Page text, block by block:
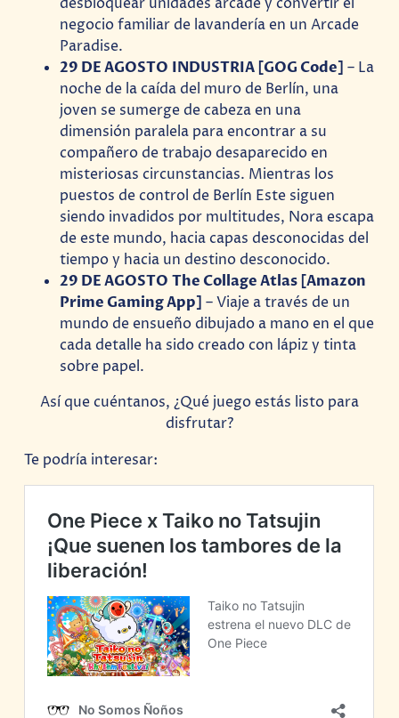
negocio familiar de lavandería en un Arcade
Paradise.
29 DE AGOSTO INDUSTRIA [GOG Code]– La
noche de la caída del muro de Berlín, una
joven se sumerge de cabeza en una
dimensión paralela para encontrar a su
compañero de trabajo desaparecido en
misteriosas circunstancias. Mientras los
puestos de control de Berlín Este siguen
siendo invadidos por multitudes, Nora escapa
de este mundo, hacia capas desconocidas del
tiempo y hacia un destino desconocido.
29 DE AGOSTO The Collage Atlas [Amazon
Prime Gaming App]– Viaje a través de un
mundo de ensueño dibujado a mano en el que
cada detalle ha sido creado con lápiz y tinta
sobre papel.
Así que cuéntanos, ¿Qué juego estás listo para
disfrutar?
Te podría interesar: